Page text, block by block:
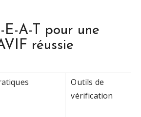
E-A-T pour une
réussie
Outils de
vérification